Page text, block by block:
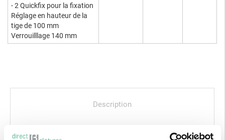
- 2 Quickfix pour la fixation
Réglage en hauteur de la
tige de 100 mm
Verrouilllage 140 mm
Description